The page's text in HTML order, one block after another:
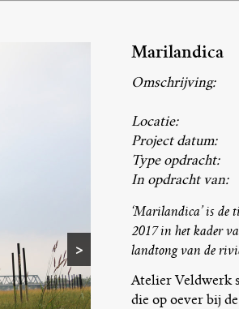
>
Marilandica
Omschrijving:
Locatie:
Project datum:
Type opdracht:
In opdracht van:
‘Marilandica’ is de
2017 in het kader
landtong van de
Atelier Veldwerk
die op oever bij